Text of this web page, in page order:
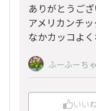
ありがとうご
アメリカンチ
なかカッコよ
ふーふーち
いい